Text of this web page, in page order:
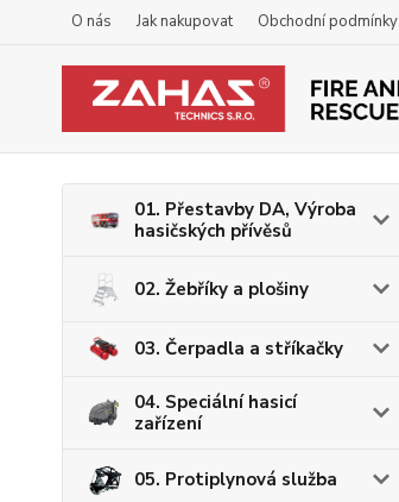
O nás Jak nakupovat Obchodní podmínky
01. Přestavby DA, Výroba
hasičských přívěsů
02. Žebříky a plošiny
03. Čerpadla a stříkačky
04. Speciální hasicí
zařízení
05. Protiplynová služba